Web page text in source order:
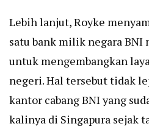
Lebih lanjut, Royke
satu bank milik negara BNI
untuk mengembangkan
negeri. Hal tersebut tidak
kantor cabang BNI yang
kalinya di Singapura sejak